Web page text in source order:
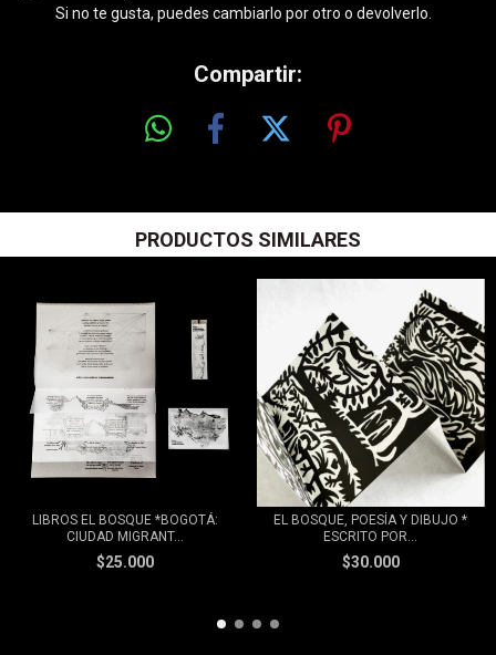
Si no te gusta, puedes cambiarlo por otro o devolverlo.
Compartir:
PRODUCTOS SIMILARES
LIBROS EL BOSQUE *BOGOTÁ:
CIUDAD MIGRANT...
$25.000
EL BOSQUE, POESÍA Y DIBUJO *
ESCRITO POR...
$30.000